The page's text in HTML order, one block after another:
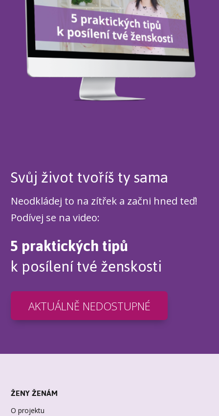
Svůj život tvoříš ty sama
Neodkládej to na zítřek a začni hned teď!
Podívej se na video:
5 praktických tipů
k posílení tvé ženskosti
AKTUÁLNĚ NEDOSTUPNÉ
ŽENY ŽENÁM
O projektu